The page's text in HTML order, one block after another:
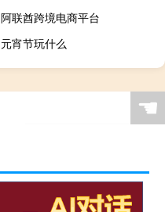
阿联酋跨境电商平台
元宵节玩什么
☚